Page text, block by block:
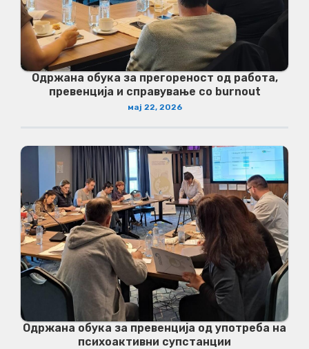
Одржана обука за прегореност од работа,
превенција и справување со burnout
мај 22, 2026
Одржана обука за превенција од употреба на
психоактивни супстанции